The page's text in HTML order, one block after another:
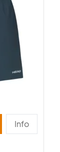
Info